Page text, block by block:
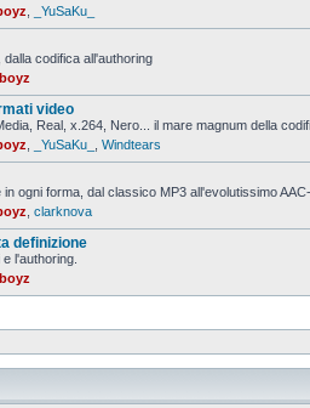
_YuSaKu_
codifica all'authoring
video
Real, x.264, Nero... il mare magnum della
_YuSaKu_ Windtears
in ogni forma, dal classico MP3 all'evolutissimo
clarknova
definizione
l'authoring.